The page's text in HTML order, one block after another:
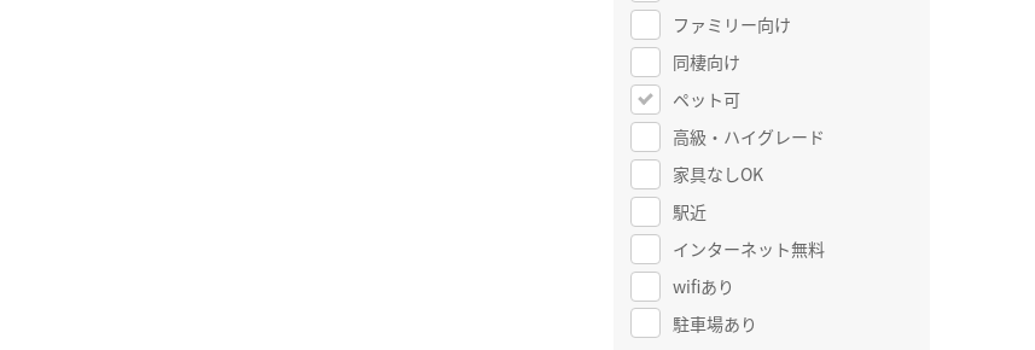
ファミリー向け
同棲向け
ペット可
高級・ハイグレード
家具なしOK
駅近
インターネット無料
wifiあり
駐車場あり